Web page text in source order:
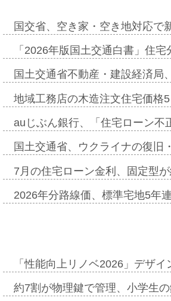
国交省、空き家・空き地対応
「2026年版国土交通白書」住
国土交通省不動産・建設経済
地域工務店の木造注文住宅価
auじぶん銀行、「住宅ローン
国土交通省、ウクライナの復
7月の住宅ローン金利、固定型
2026年分路線価、標準宅地5年
「性能向上リノベ2026」デザ
約7割が物理鍵で管理、小学生